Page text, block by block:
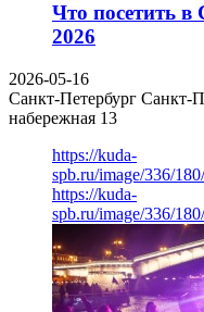
Что посетить в
2026
2026-05-16
Санкт-Петербург Санкт-
набережная 13
https://kuda-
spb.ru/image/336/
https://kuda-
spb.ru/image/336/